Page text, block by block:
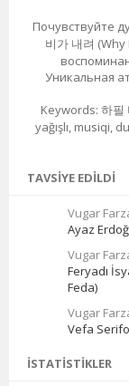
Почувствуйте
비가 내려
Уникальная
Keywords: 하필
yağışlı, musiqi,
TAVSIYE EDILDI
Vugar
Ayaz
Vugar
Feryadı
Feda)
Vugar
Vefa
İSTATISTIKLER